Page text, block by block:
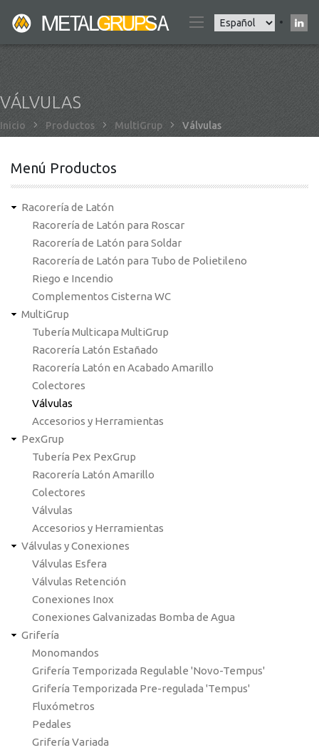
Select
your
language
VÁLVULAS
Sobrescribir
de
ayuda
navegación
Inicio Productos MultiGrup Válvulas
Menú Productos
Racorería de Latón
Racorería de Latón para Roscar
Racorería de Latón para Soldar
Racorería de Latón para Tubo de Polietileno
Riego e Incendio
Complementos Cisterna WC
MultiGrup
Tubería Multicapa MultiGrup
Racorería Latón Estañado
Racorería Latón en Acabado Amarillo
Colectores
Válvulas
Accesorios y Herramientas
PexGrup
Tubería Pex PexGrup
Racorería Latón Amarillo
Colectores
Válvulas
Accesorios y Herramientas
Válvulas y Conexiones
Válvulas Esfera
Válvulas Retención
Conexiones Inox
Conexiones Galvanizadas Bomba de Agua
Grifería
Monomandos
Grifería Temporizada Regulable 'Novo-Tempus'
Grifería Temporizada Pre-regulada 'Tempus'
Fluxómetros
Pedales
Grifería Variada